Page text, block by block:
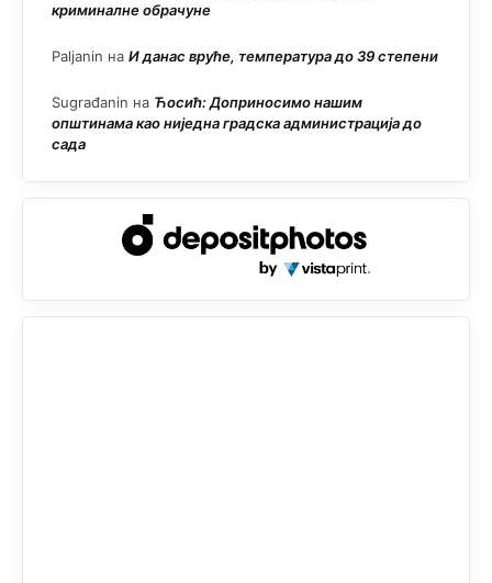
криминалне обрачуне
Paljanin на И данас вруће, температура до 39 степени
Sugrađanin на Ћосић: Доприносимо нашим
општинама као ниједна градска администрација до
сада